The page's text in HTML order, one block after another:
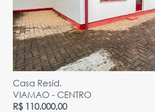
Casa Resid.
VIAMAO - CENTRO
R$ 110.000,00